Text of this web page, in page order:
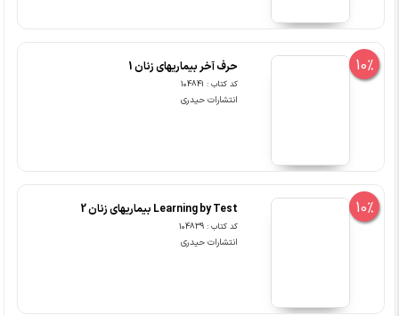
10% حرف آخر بیماریهای زنان 1
کد کتاب : 104841
انتشارات حیدری
10% Learning by Test بیماریهای زنان 2
کد کتاب : 104839
انتشارات حیدری